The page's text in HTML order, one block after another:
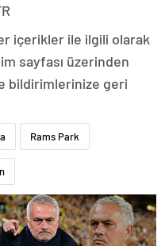
içerikler ile ilgili olarak
sayfası üzerinden
bildirimlerinize geri
Rams Park